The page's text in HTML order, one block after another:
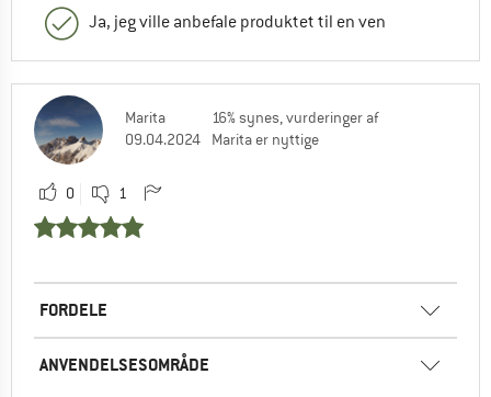
Ja, jeg ville anbefale produktet til en ven
Marita
09.04.2024
16% synes, vurderinger af
Marita er nyttige
0 1
FORDELE
ANVENDELSESOMRÅDE